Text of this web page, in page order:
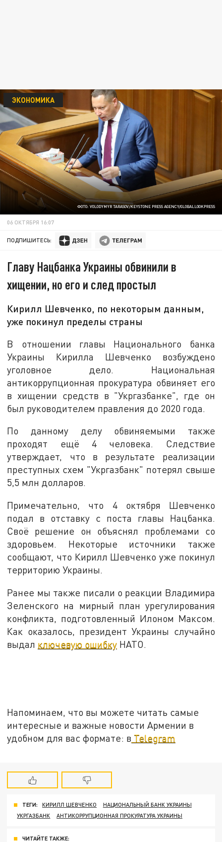
ФОТО: VOLODYMYR TARASOV/KEYSTONE PRESS AGENCY/GLOBALLOOKPRESS
ЭКОНОМИКА
06 ОКТЯБРЯ 16:07
ПОДПИШИТЕСЬ:
Главу Нацбанка Украины обвинили в
хищении, но его и след простыл
Кирилл Шевченко, по некоторым данным,
уже покинул пределы страны
В отношении главы Национального банка
Украины Кирилла Шевченко возбуждено
уголовное дело. Национальная
антикоррупционная прокуратура обвиняет его
в хищении средств в "Укргазбанке", где он
был руководителем правления до 2020 года.
По данному делу обвиняемыми также
проходят ещё 4 человека. Следствие
утверждает, что в результате реализации
преступных схем "Укргазбанк" потерял свыше
5,5 млн долларов.
Примечательно, что 4 октября Шевченко
подал в отставку с поста главы Нацбанка.
Своё решение он объяснял проблемами со
здоровьем. Некоторые источники также
сообщают, что Кирилл Шевченко уже покинул
территорию Украины.
Ранее мы также писали о реакции Владимира
Зеленского на мирный план урегулирования
конфликта, подготовленный Илоном Максом.
Как оказалось, президент Украины случайно
выдал ключевую ошибку НАТО.
Напоминаем, что вы можете читать самые
интересные и важные новости Армении в
удобном для вас формате: в Telegram
ТЕГИ: КИРИЛЛ ШЕВЧЕНКО
НАЦИОНАЛЬНЫЙ БАНК УКРАИНЫ
УКРГАЗБАНК
АНТИКОРРУПЦИОННАЯ ПРОКУРАТУРА УКРАИНЫ
ЧИТАЙТЕ ТАКЖЕ: